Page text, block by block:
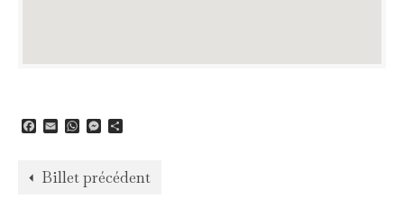
Facebook
EmailWhatsApp
Messenger
Billet précédent